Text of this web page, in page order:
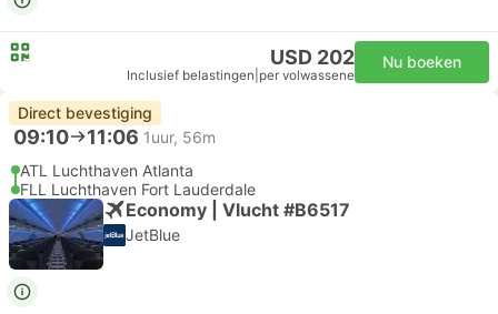
USD 202
Inclusief belastingen per volwassene
Nu boeken
Direct bevestiging
09:10 11:06 1uur, 56m
ATL Luchthaven Atlanta
FLL Luchthaven Fort Lauderdale
Economy | Vlucht #B6517
JetBlue